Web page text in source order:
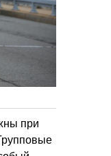
при